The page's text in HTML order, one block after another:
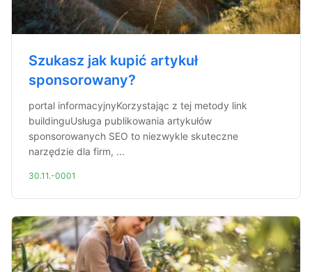
Szukasz jak kupić artykuł
sponsorowany?
portal informacyjnyKorzystając z tej metody link
buildinguUsługa publikowania artykułów
sponsorowanych SEO to niezwykle skuteczne
narzędzie dla firm, ...
30.11.-0001